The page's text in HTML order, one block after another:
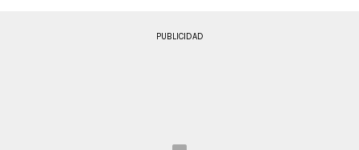
PUBLICIDAD